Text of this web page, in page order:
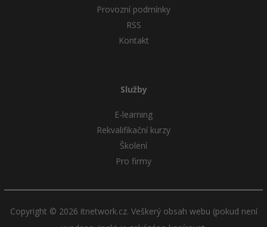
Provozní podmínky
RSS
Kontakt
Služby
E-learning
Rekvalifikační kurzy
Školení
Pro firmy
Copyright © 2026 itnetwork.cz. Veškerý obsah webu (pokud není